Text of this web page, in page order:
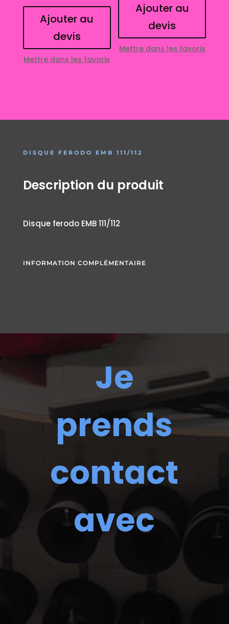
Ajouter au
devis
Mettre dans les favoris
Ajouter au
devis
Mettre dans les favoris
DISQUE FERODO EMB 111/112
Description du produit
Disque ferodo EMB 111/112
INFORMATION COMPLÉMENTAIRE
Je
prends
contact
avec